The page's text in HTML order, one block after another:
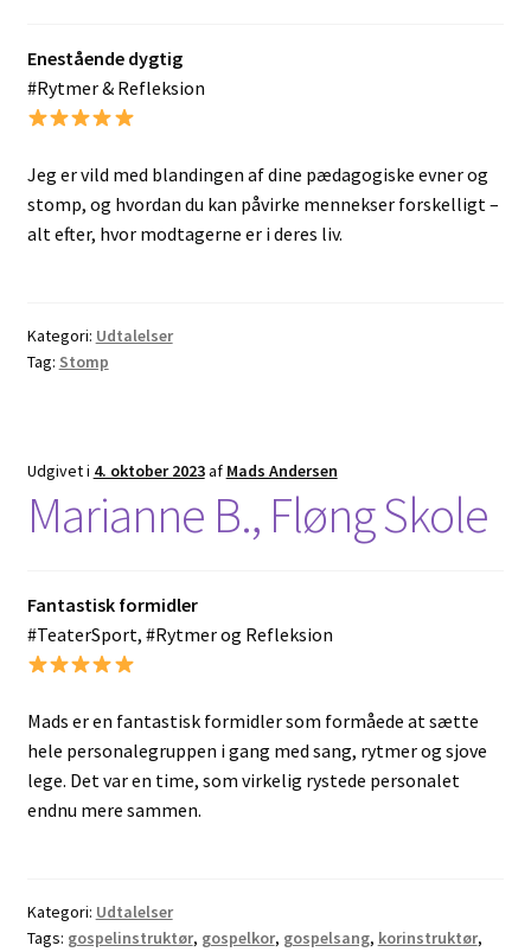
Enestående dygtig
#Rytmer & Refleksion
Jeg er vild med blandingen af dine pædagogiske evner og
stomp, og hvordan du kan påvirke mennekser forskelligt –
alt efter, hvor modtagerne er i deres liv.
Kategori: Udtalelser
Tag: Stomp
Udgivet i 4. oktober 2023af Mads Andersen
Marianne B., Fløng Skole
Fantastisk formidler
#TeaterSport, #Rytmer og Refleksion
Mads er en fantastisk formidler som formåede at sætte
hele personalegruppen i gang med sang, rytmer og sjove
lege. Det var en time, som virkelig rystede personalet
endnu mere sammen.
Kategori: Udtalelser
Tags: gospelinstruktør, gospelkor, gospelsang, korinstruktør,